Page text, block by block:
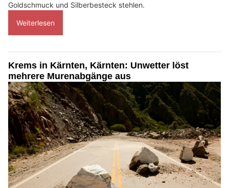
Goldschmuck und Silberbesteck stehlen.
Weiterlesen
Krems in Kärnten, Kärnten: Unwetter löst
mehrere Murenabgänge aus